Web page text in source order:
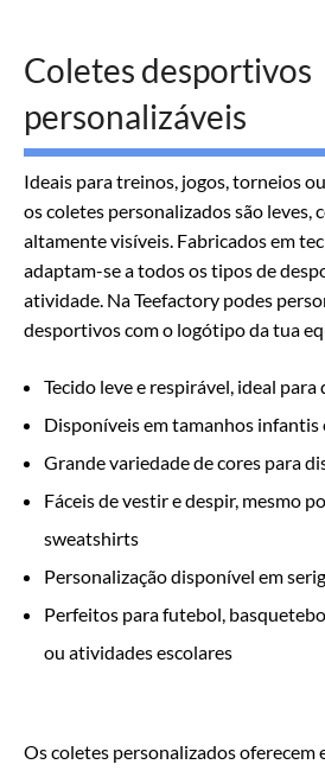
Coletes desportivos
personalizáveis
Ideais para treinos, jogos, torneios
os coletes personalizados são leves,
altamente visíveis. Fabricados em
adaptam-se a todos os tipos de
atividade. Na Teefactory podes
desportivos com o logótipo da tua
Tecido leve e respirável, ideal
Disponíveis em tamanhos infantis
Grande variedade de cores para
Fáceis de vestir e despir, mesmo
sweatshirts
Personalização disponível em
Perfeitos para futebol,
ou atividades escolares
Os coletes personalizados oferecem